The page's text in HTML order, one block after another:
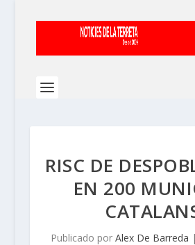
RISC DE
EN 200
Publicado por Alex De Barreda |